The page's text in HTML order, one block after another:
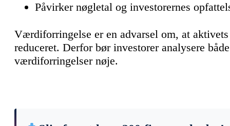
Påvirker nøgletal og investorernes
Værdiforringelse er en advarsel om, at
reduceret. Derfor bør investorer analysere
værdiforringelser nøje.